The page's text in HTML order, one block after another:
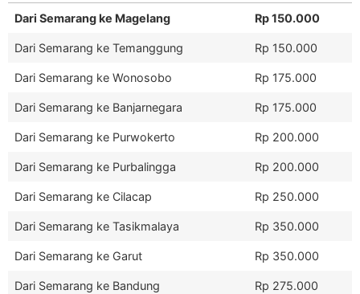
Dari Semarang ke Magelang Rp 150.000
Dari Semarang ke Temanggung Rp 150.000
Dari Semarang ke Wonosobo Rp 175.000
Dari Semarang ke Banjarnegara Rp 175.000
Dari Semarang ke Purwokerto Rp 200.000
Dari Semarang ke Purbalingga Rp 200.000
Dari Semarang ke Cilacap Rp 250.000
Dari Semarang ke Tasikmalaya Rp 350.000
Dari Semarang ke Garut Rp 350.000
Dari Semarang ke Bandung Rp 275.000